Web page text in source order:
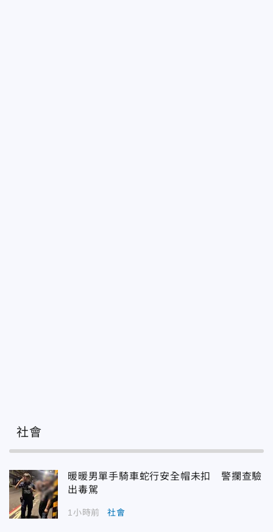
社會
暖暖男單手騎車蛇行安全帽未扣 警攔查驗
出毒駕
1小時前 社會